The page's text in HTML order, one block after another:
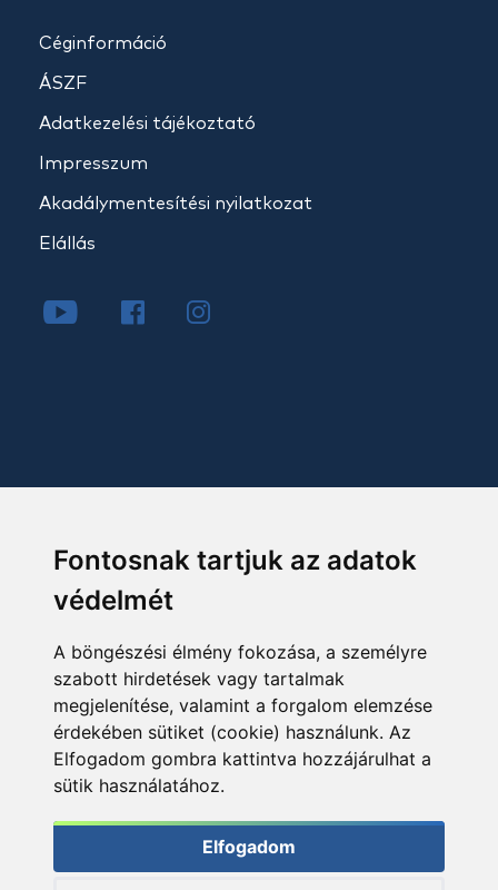
Fontosnak tartjuk az adatok
védelmét
A böngészési élmény fokozása, a személyre
szabott hirdetések vagy tartalmak
megjelenítése, valamint a forgalom elemzése
érdekében sütiket (cookie) használunk. Az
Elfogadom gombra kattintva hozzájárulhat a
sütik használatához.
Elfogadom
Céginformáció
ÁSZF
Adatkezelési tájékoztató
Impresszum
Akadálymentesítési nyilatkozat
Elállás